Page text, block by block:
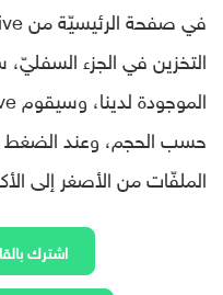
التخزين في الجزء
حسب الحجم، وعند الضغط
الملفّات من الأصغر إلى
اشترك